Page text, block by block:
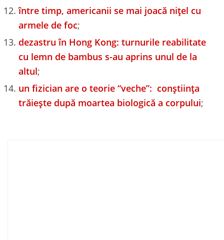
între timp, americanii se mai joacă nițel cu
armele de foc;
dezastru în Hong Kong: turnurile reabilitate
cu lemn de bambus s-au aprins unul de la
altul;
un fizician are o teorie “veche”: conștiința
trăiește după moartea biologică a corpului;